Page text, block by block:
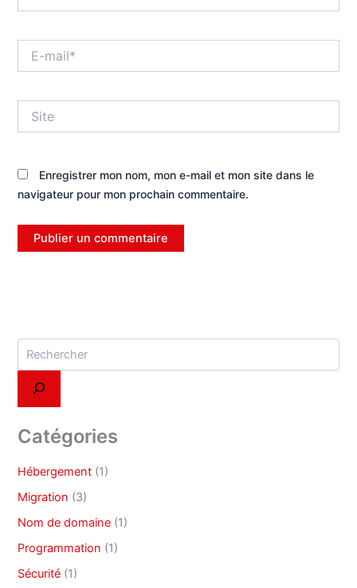
mail*
Enregistrer mon nom, mon e-mail et mon site dans le
navigateur pour mon prochain commentaire.
Catégories
Hébergement (1)
Migration (3)
Nom de domaine (1)
Programmation (1)
Sécurité (1)